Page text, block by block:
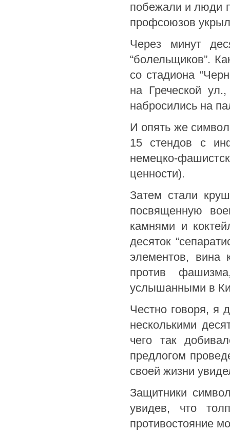
побежали и люди
профсоюзов
Через минут
“болельщиков”.
со стадиона
на Греческой
набросились на
И опять же
15 стендов с
немецко-
ценности).
Затем стали
посвященную
камнями и
десяток
элементов, вина
против
услышанными в
Честно говоря, я
несколькими
чего так
предлогом
своей жизни
Защитники
увидев, что
противостояние